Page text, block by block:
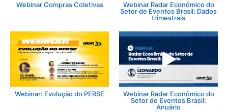
Webinar Compras Coletivas
Webinar Radar Econômico do
Setor de Eventos Brasil: Dados
trimestrais
Webinar: Evolução do PERSE
Webinar Radar Econômico do
Setor de Eventos Brasil:
Anuário